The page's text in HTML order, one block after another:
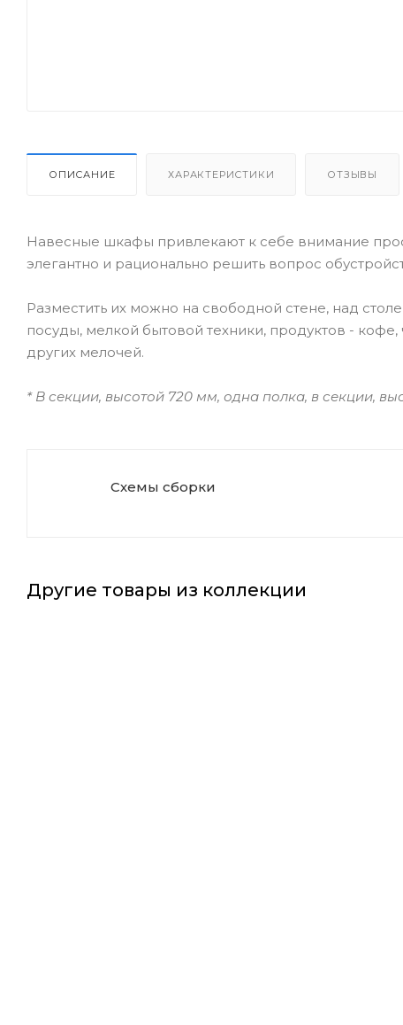
ОПИСАНИЕ ХАРАКТЕРИСТИКИ ОТЗЫВЫ
Навесные шкафы привлекают к себе внимание
элегантно и рационально решить вопрос
Разместить их можно на свободной стене, над
посуды, мелкой бытовой техники, продуктов -
других мелочей.
* В секции, высотой 720 мм, одна полка, в секции,
Схемы сборки
Другие товары из коллекции